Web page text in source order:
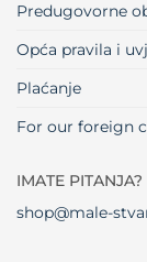
Predugovorne
Opća pravila i
Plaćanje
For our foreign
IMATE PITANJA?
shop@male-